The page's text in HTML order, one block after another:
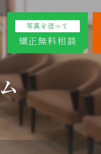
写真を送って
矯正無料相談